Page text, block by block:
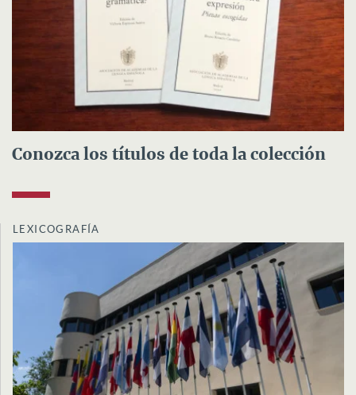
Conozca los títulos de toda la colección
LEXICOGRAFÍA